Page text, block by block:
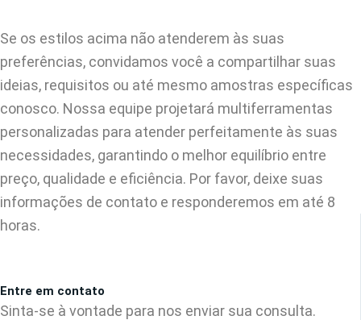
Se os estilos acima não atenderem às suas
preferências, convidamos você a compartilhar suas
ideias, requisitos ou até mesmo amostras específicas
conosco. Nossa equipe projetará multiferramentas
personalizadas para atender perfeitamente às suas
necessidades, garantindo o melhor equilíbrio entre
preço, qualidade e eficiência. Por favor, deixe suas
informações de contato e responderemos em até 8
horas.
Entre em contato
Sinta-se à vontade para nos enviar sua consulta.